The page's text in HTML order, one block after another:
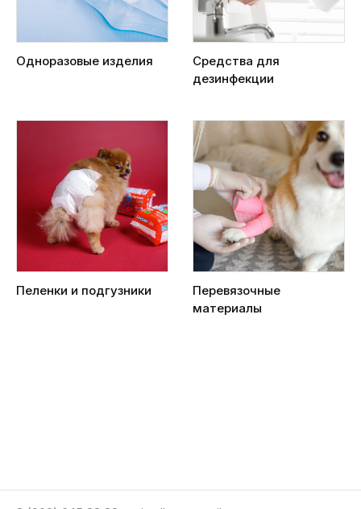
Одноразовые изделия
Средства для
дезинфекции
Пеленки и подгузники
Перевязочные
материалы